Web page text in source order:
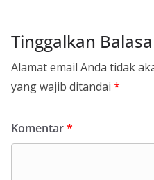
Tinggalkan
Alamat email Anda tidak
yang wajib ditandai *
Komentar*